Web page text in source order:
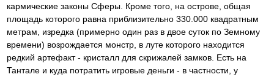
кармические законы Сферы. Кроме того, на острове, общая
площадь которого равна приблизительно 330.000 квадратным
метрам, изредка (примерно один раз в двое суток по Земному
времени) возрождается монстр, в луте которого находится
редкий артефакт - кристалл для скрижалей замков. Есть на
Тантале и куда потратить игровые деньги - в частности, у